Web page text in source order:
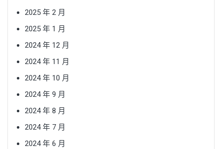
2025 年 2 月
2025 年 1 月
2024 年 12 月
2024 年 11 月
2024 年 10 月
2024 年 9 月
2024 年 8 月
2024 年 7 月
2024 年 6 月